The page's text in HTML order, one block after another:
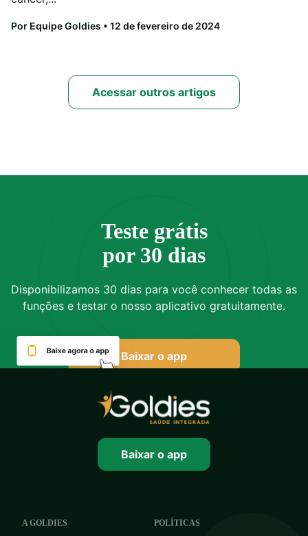
Por Equipe Goldies • 12 de fevereiro de 2024
Acessar outros artigos
Teste grátis
por 30 dias
Disponibilizamos 30 dias para você conhecer todas as
funções e testar o nosso aplicativo gratuitamente.
Baixar o app
Baixar o app
A GOLDIES POLÍTICAS